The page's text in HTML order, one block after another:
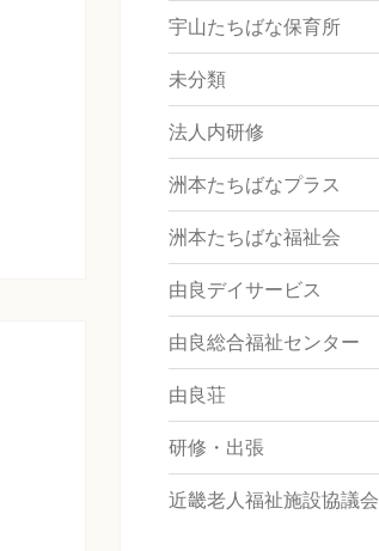
宇山たちばな保育所
未分類
法人内研修
洲本たちばなプラス
洲本たちばな福祉会
由良デイサービス
由良総合福祉センター
由良荘
研修・出張
近畿老人福祉施設協議会